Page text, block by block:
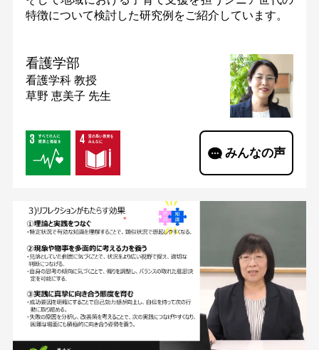
特徴について検討した研究例をご紹介しています。
看護学部
看護学科 教授
草野 恵美子 先生
みんなの声